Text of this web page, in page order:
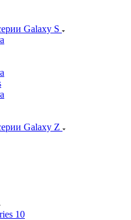
Galaxy S
Galaxy Z
10